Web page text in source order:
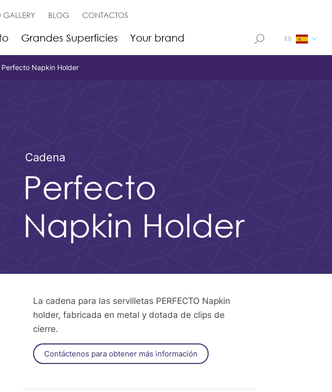
GALLERY BLOG CONTACTOS
Grandes Superficies Your brand ES
Perfecto Napkin Holder
Cadena
Perfecto
Napkin Holder
La cadena para las servilletas PERFECTO Napkin
holder, fabricada en metal y dotada de clips de
cierre.
Contáctenos para obtener más información